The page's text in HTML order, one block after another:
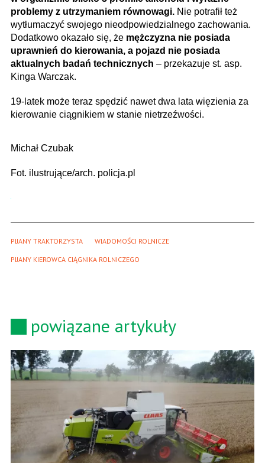
problemy z utrzymaniem równowagi. Nie potrafił też
wytłumaczyć swojego nieodpowiedzialnego zachowania.
Dodatkowo okazało się, że mężczyzna nie posiada
uprawnień do kierowania, a pojazd nie posiada
aktualnych badań technicznych – przekazuje st. asp.
Kinga Warczak.
19-latek może teraz spędzić nawet dwa lata więzienia za
kierowanie ciągnikiem w stanie nietrzeźwości.
Michał Czubak
Fot. ilustrujące/arch. policja.pl
PIJANY TRAKTORZYSTA WIADOMOŚCI ROLNICZE
PIJANY KIEROWCA CIĄGNIKA ROLNICZEGO
powiązane artykuły